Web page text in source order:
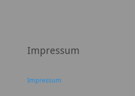
Impressum
Impressum